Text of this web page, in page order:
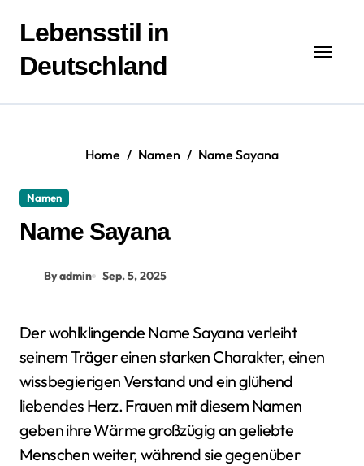
Inhalt
springen
Lebensstil in
Deutschland
Home Namen Name Sayana
Namen
Name Sayana
By admin Sep. 5, 2025
Der wohlklingende Name Sayana verleiht
seinem Träger einen starken Charakter, einen
wissbegierigen Verstand und ein glühend
liebendes Herz. Frauen mit diesem Namen
geben ihre Wärme großzügig an geliebte
Menschen weiter, während sie gegenüber